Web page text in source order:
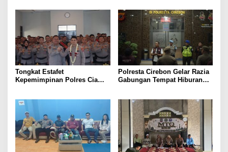
Motor Dikembalikan Kepada
Tongkat Estafet
Kepemimpinan Polres Ciamis
Siap Lanjutkan Pengabdian
Presisi untuk Masyarakat
Polresta Cirebon Gelar Razia
Gabungan Tempat Hiburan